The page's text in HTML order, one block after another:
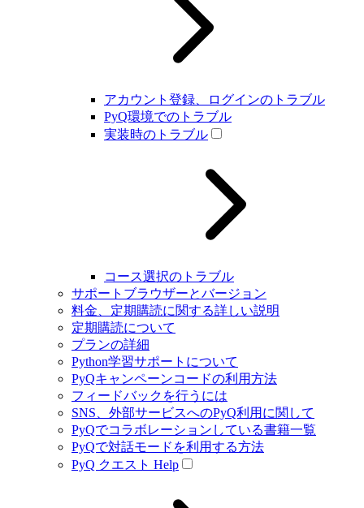
アカウント登録、ログインのトラブル
PyQ環境でのトラブル
実装時のトラブル
コース選択のトラブル
サポートブラウザーとバージョン
料金、定期購読に関する詳しい説明
定期購読について
プランの詳細
Python学習サポートについて
PyQキャンペーンコードの利用方法
フィードバックを行うには
SNS、外部サービスへのPyQ利用に関して
PyQでコラボレーションしている書籍一覧
PyQで対話モードを利用する方法
PyQ クエスト Help